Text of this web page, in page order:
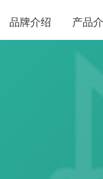
品牌介绍 产品